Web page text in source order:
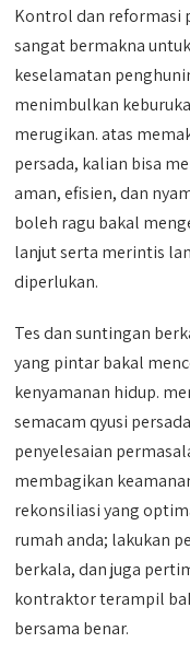
Kontrol dan reformasi
sangat bermakna
keselamatan
menimbulkan
merugikan. atas
persada, kalian bisa
aman, efisien, dan
boleh ragu bakal
lanjut serta merintis
diperlukan.
Tes dan suntingan
yang pintar bakal
kenyamanan hidup.
semacam qyusi
penyelesaian
membagikan
rekonsiliasi yang
rumah anda; lakukan
berkala, dan juga
kontraktor terampil
bersama benar.